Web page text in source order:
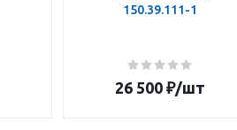
150.39.111-1
26 500 ₽/шт